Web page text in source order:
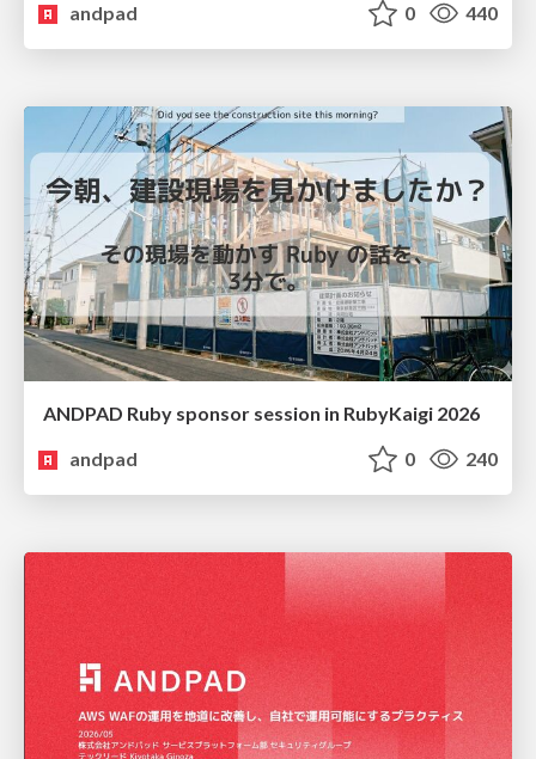
andpad
0 440
ANDPAD Ruby sponsor session in RubyKaigi 2026
andpad
0 240